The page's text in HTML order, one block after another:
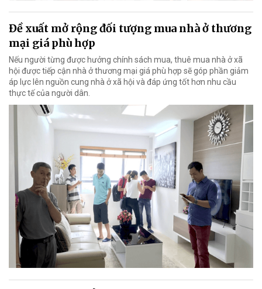
Đề xuất mở rộng đối tượng mua nhà ở thương
mại giá phù hợp
Nếu người từng được hưởng chính sách mua, thuê mua nhà ở xã
hội được tiếp cận nhà ở thương mại giá phù hợp sẽ góp phần giảm
áp lực lên nguồn cung nhà ở xã hội và đáp ứng tốt hơn nhu cầu
thực tế của người dân.